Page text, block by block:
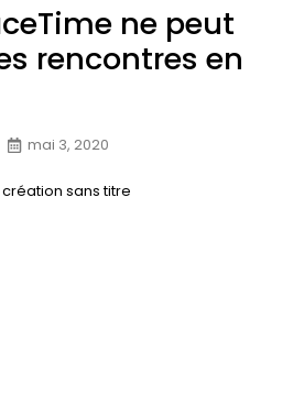
ne peut
rencontres en
mai 3, 2020